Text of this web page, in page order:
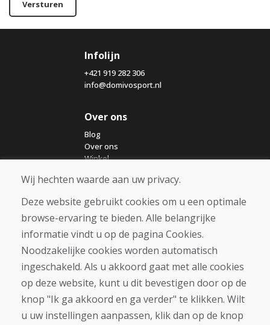
Versturen
Infolijn
+421 919 282 306
info@domivosport.nl
Over ons
Blog
Over ons
Winkel
Aankoop
Eshop
Algemene voorwaarden
Vervoer
Betaling
Klacht
Retourneren en ruilen van goederen
Cookies
Wij hechten waarde aan uw privacy.
Deze website gebruikt cookies om u een optimale
browse-ervaring te bieden. Alle belangrijke
informatie vindt u op de pagina Cookies.
Noodzakelijke cookies worden automatisch
ingeschakeld. Als u akkoord gaat met alle cookies
op deze website, kunt u dit bevestigen door op de
knop "Ik ga akkoord en ga verder" te klikken. Wilt
u uw instellingen aanpassen, klik dan op de knop